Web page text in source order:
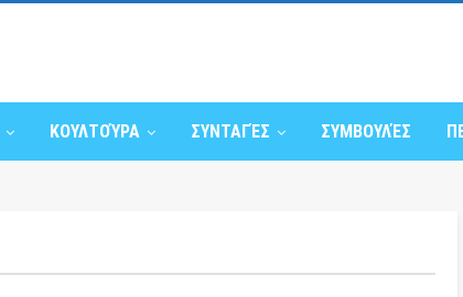
ΚΟΥΛΤΟΎΡΑ ΣΥΝΤΑΓΈΣ ΣΥΜΒΟΥΛΈΣ